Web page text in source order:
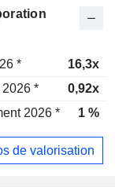
*
16,3x
*
0,92x
2026 * 1 %
de valorisation